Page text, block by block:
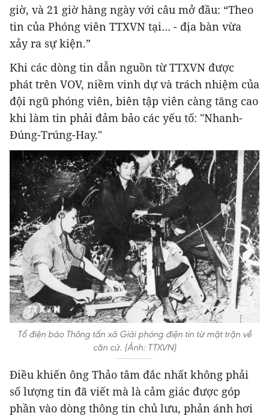
giờ, và 21 giờ hàng ngày với câu mở đầu: “Theo
tin của Phóng viên TTXVN tại… - địa bàn vừa
xảy ra sự kiện.”
Khi các dòng tin dẫn nguồn từ TTXVN được
phát trên VOV, niềm vinh dự và trách nhiệm của
đội ngũ phóng viên, biên tập viên càng tăng cao
khi làm tin phải đảm bảo các yếu tố: "Nhanh-
Đúng-Trúng-Hay."
Tổ điện báo Thông tấn xã Giải phóng điện tin từ mặt trận về
căn cứ. (Ảnh: TTXVN)
Điều khiến ông Thảo tâm đắc nhất không phải
số lượng tin đã viết mà là cảm giác được góp
phần vào dòng thông tin chủ lưu, phản ánh hơi